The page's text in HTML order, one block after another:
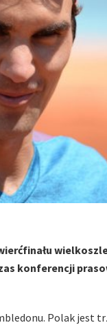
konferencji
Polak jest